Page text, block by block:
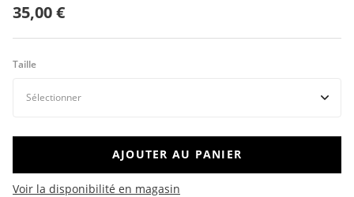
35,00 €
Taille
AJOUTER AU PANIER
Voir la disponibilité en magasin